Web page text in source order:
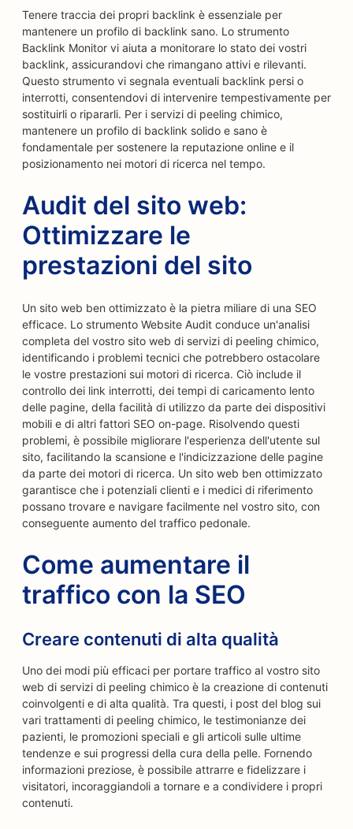
Tenere traccia dei propri backlink è essenziale per
mantenere un profilo di backlink sano. Lo strumento
Backlink Monitor vi aiuta a monitorare lo stato dei vostri
backlink, assicurandovi che rimangano attivi e rilevanti.
Questo strumento vi segnala eventuali backlink persi o
interrotti, consentendovi di intervenire tempestivamente per
sostituirli o ripararli. Per i servizi di peeling chimico,
mantenere un profilo di backlink solido e sano è
fondamentale per sostenere la reputazione online e il
posizionamento nei motori di ricerca nel tempo.
Audit del sito web:
Ottimizzare le
prestazioni del sito
Un sito web ben ottimizzato è la pietra miliare di una SEO
efficace. Lo strumento Website Audit conduce un'analisi
completa del vostro sito web di servizi di peeling chimico,
identificando i problemi tecnici che potrebbero ostacolare
le vostre prestazioni sui motori di ricerca. Ciò include il
controllo dei link interrotti, dei tempi di caricamento lento
delle pagine, della facilità di utilizzo da parte dei dispositivi
mobili e di altri fattori SEO on-page. Risolvendo questi
problemi, è possibile migliorare l'esperienza dell'utente sul
sito, facilitando la scansione e l'indicizzazione delle pagine
da parte dei motori di ricerca. Un sito web ben ottimizzato
garantisce che i potenziali clienti e i medici di riferimento
possano trovare e navigare facilmente nel vostro sito, con
conseguente aumento del traffico pedonale.
Come aumentare il
traffico con la SEO
Creare contenuti di alta qualità
Uno dei modi più efficaci per portare traffico al vostro sito
web di servizi di peeling chimico è la creazione di contenuti
coinvolgenti e di alta qualità. Tra questi, i post del blog sui
vari trattamenti di peeling chimico, le testimonianze dei
pazienti, le promozioni speciali e gli articoli sulle ultime
tendenze e sui progressi della cura della pelle. Fornendo
informazioni preziose, è possibile attrarre e fidelizzare i
visitatori, incoraggiandoli a tornare e a condividere i propri
contenuti.